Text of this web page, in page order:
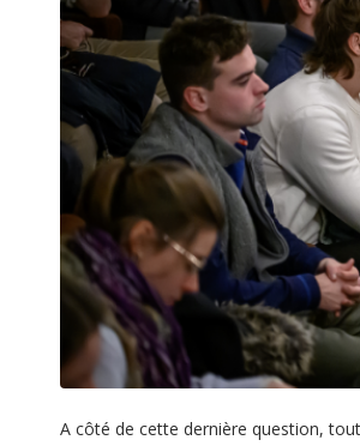
A côté de cette dernière question,